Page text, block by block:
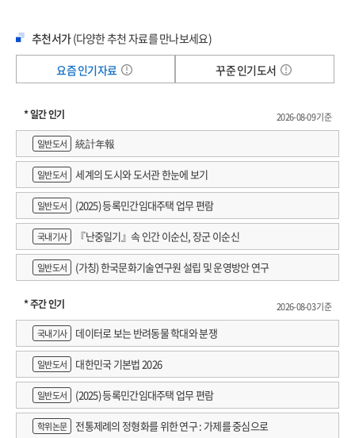
추천서가(다양한 추천 자료를 만나보세요)
요즘 인기자료
꾸준 인기도서
* 일간 인기
2026-08-09 기준
일반도서
統計年報
일반도서 세계의 도시와 도서관 한눈에 보기
일반도서 (2025) 등록민간임대주택 업무 편람
국내기사 『난중일기』속 인간 이순신, 장군 이순신
일반도서 (가칭) 한국문화기술연구원 설립 및 운영방안 연구
* 주간 인기
2026-08-03 기준
국내기사
데이터로 보는 반려동물 학대와 분쟁
일반도서 대한민국 기본법 2026
일반도서 (2025) 등록민간임대주택 업무 편람
학위논문 전통제례의 정형화를 위한 연구 : 가제를 중심으로